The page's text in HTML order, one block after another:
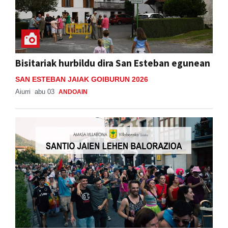
Bisitariak hurbildu dira San Esteban egunean
SAN ESTEBAN JAIAK GOIBURUN 2026
Aiurri abu 03 ANDOAIN